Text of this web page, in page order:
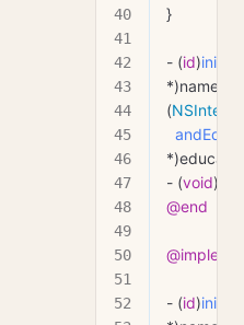
}
- (id)
*)name
(NSInteger
*)
- (void)
@end
- (id)